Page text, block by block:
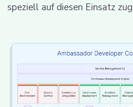
speziell auf diesen Einsatz